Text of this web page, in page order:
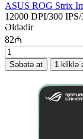
ASUS ROG Strix
12000 DPI/300
Əldədir
82₼
Səbətə at 1 kliklə